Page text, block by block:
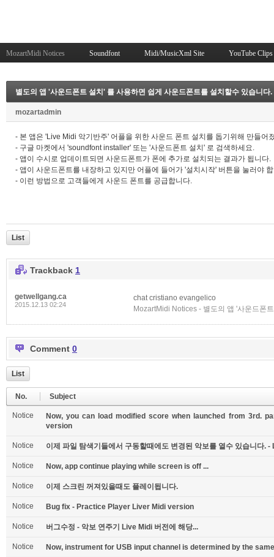
MozartMidi Notices Soundfont Midi/MusicXml Site YouTube Clips
별도의 앱 '사운드폰트 설치' 를 사용하면 쉽게 사운드폰트를 설치할수 있습니다.
mozartadmin
- 본 앱은 'Live Midi 악기반주' 어플을 위한 사운드 폰트 설치를 돕기위해 만들어
- 구글 마켓에서 'soundfont installer' 또는 '사운드폰트 설치' 로 검색하세요.
- 앱이 수시로 업데이트되면 사운드폰트가 폰에 추가로 설치되는 결과가 됩니다.
- 앱이 사운드폰트를 내장하고 있지만 어플에 들어가 '설치시작' 버튼을 눌러야
- 이런 방법으로 고객들에게 사운드 폰트를 공급합니다.
List
Trackback 1
getwellgang.ca
2015.12.13 02:24
chat cristiano evangelico
MozartMidi Notices - 별도의 앱 '사운드폰
Comment 0
List
No. Subject
Notice
Now, you can load modified score when launched from 3rd.
version
Notice 이제 파일 탐색기들에서 구동할때에도 변경된 악보를 열수 있습니다.
Notice Now, app continue playing while screen is off ...
Notice 이제 스크린 꺼져있을때도 플레이됩니다.
Notice Bug fix - Practice Player Liver Midi version
Notice 버그수정 - 악보 연주기 Live Midi 버전에 해당...
Notice Now, instrument for USB input channel is determined by the